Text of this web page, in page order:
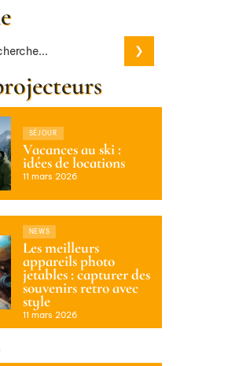
SÉJOUR
Vacances au ski :
idées de locations
11 mars 2026
NEWS
Les meilleurs
appareils photo
jetables : capturer des
souvenirs retro avec
style
11 mars 2026